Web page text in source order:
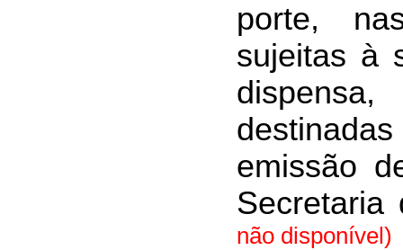
porte,
sujeitas à
dispensa,
emissão
não disponível)